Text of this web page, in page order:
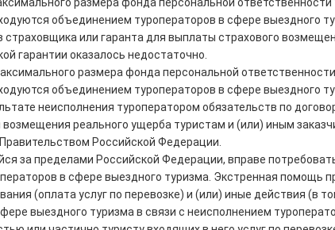
объединением туроператоров в сфере выездного
или гаранта для выплаты страхового
гарантии оказалось недостаточно.
размера фонда персональной
объединением туроператоров в сфере выездного
неисполнения туроператором обязательств по
возмещения реального ущерба туристам и (или) иным
Российской Федерации.
за пределами Российской Федерации, вправе
в сфере выездного туризма. Экстренная помощь
(оплата услуг по перевозке) и (или) иные действия
выездного туризма в связи с неисполнением